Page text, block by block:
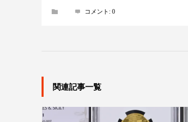
コメント: 0
関連記事一覧